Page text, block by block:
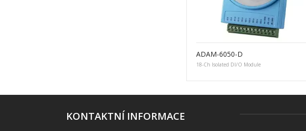
ADAM-6050-D
18-Ch Isolated DI/O Module
KONTAKTNÍ INFORMACE